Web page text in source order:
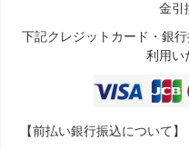
金引
下記クレジットカード・銀
利用い
【前払い銀行振込について】